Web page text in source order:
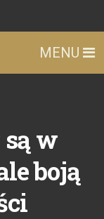
MENU
są w
boją